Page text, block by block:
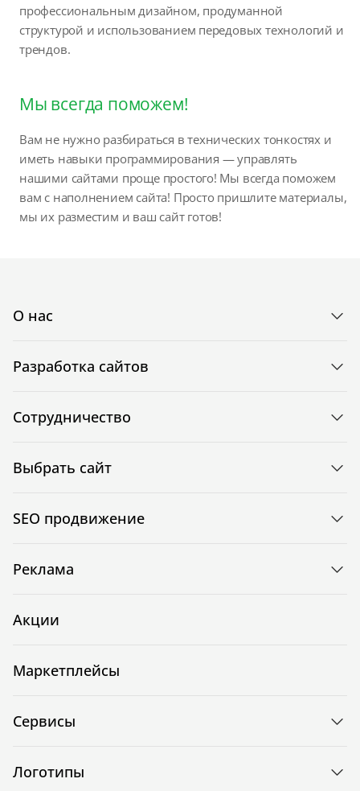
профессиональным дизайном, продуманной
структурой и использованием передовых технологий и
трендов.
Мы всегда поможем!
Вам не нужно разбираться в технических тонкостях и
иметь навыки программирования — управлять
нашими сайтами проще простого! Мы всегда поможем
вам с наполнением сайта! Просто пришлите материалы,
мы их разместим и ваш сайт готов!
О нас
Разработка сайтов
Сотрудничество
Выбрать сайт
SEO продвижение
Реклама
Акции
Маркетплейсы
Сервисы
Логотипы